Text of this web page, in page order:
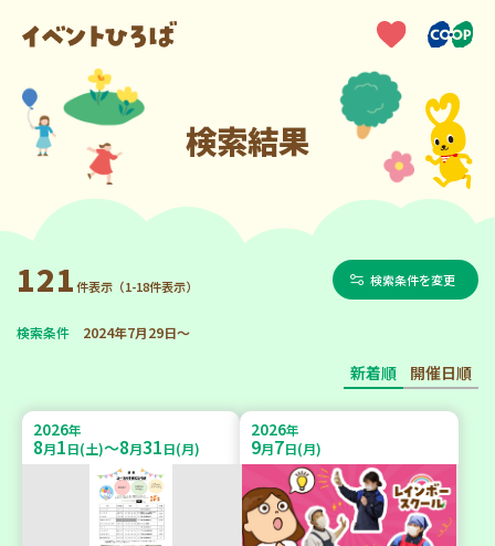
検索結果
121件表示（1-18件表示） 検索条件を変更
検索条件 2024年7月29日～
新着順 開催日順
2026年
8月1日(土)～8月31日(月)
2026年
9月7日(月)